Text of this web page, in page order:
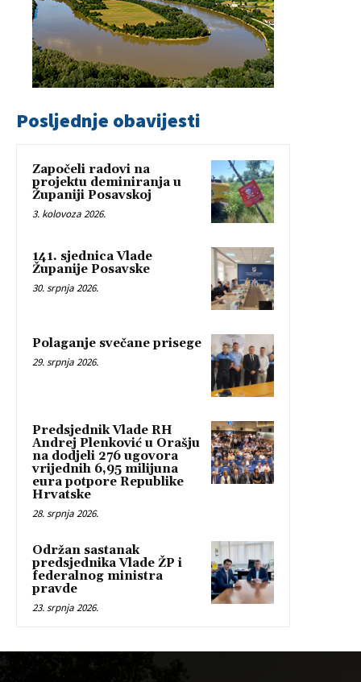
Posljednje obavijesti
Započeli radovi na
projektu deminiranja u
Županiji Posavskoj
3. kolovoza 2026.
141. sjednica Vlade
Županije Posavske
30. srpnja 2026.
Polaganje svečane prisege
29. srpnja 2026.
Predsjednik Vlade RH
Andrej Plenković u Orašju
na dodjeli 276 ugovora
vrijednih 6,95 milijuna
eura potpore Republike
Hrvatske
28. srpnja 2026.
Održan sastanak
predsjednika Vlade ŽP i
federalnog ministra
pravde
23. srpnja 2026.